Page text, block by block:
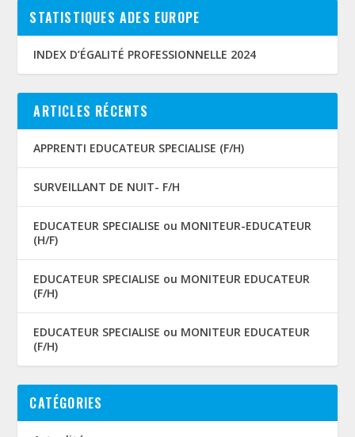
STATISTIQUES ADES EUROPE
INDEX D’ÉGALITÉ PROFESSIONNELLE 2024
ARTICLES RÉCENTS
APPRENTI EDUCATEUR SPECIALISE (F/H)
SURVEILLANT DE NUIT- F/H
EDUCATEUR SPECIALISE ou MONITEUR-EDUCATEUR
(H/F)
EDUCATEUR SPECIALISE ou MONITEUR EDUCATEUR
(F/H)
EDUCATEUR SPECIALISE ou MONITEUR EDUCATEUR
(F/H)
CATÉGORIES